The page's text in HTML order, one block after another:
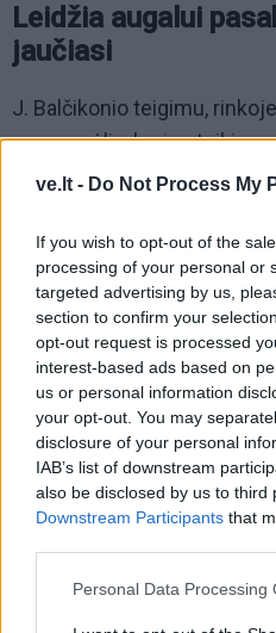
ve.lt - Do Not Process My
If you wish to opt-out of the
processing of your personal or
targeted advertising by us,
section to confirm your
opt-out request is processed
interest-based ads based on
us or personal information
your opt-out. You may
disclosure of your personal
IAB’s list of downstream
also be disclosed by us to third
Downstream Participants that
Personal Data Processing
Leidžia augalui
jaučiasi
J. Balčikonio teigimu,
programėlių, kurios teikia
ar sužaidybina jų
Tuo tarpu fiziniai jutikliai
paprastu duomenų
Anot jo, „LapAI“ siekia
tikslius realaus laiko
patyrimą.